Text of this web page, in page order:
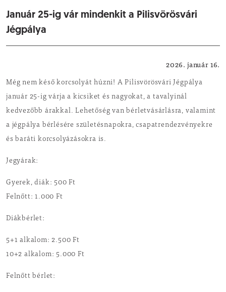
Január 25-ig vár mindenkit a Pilisvörösvári
Jégpálya
2026. január 16.
Még nem késő korcsolyát húzni! A Pilisvörösvári Jégpálya
január 25-ig várja a kicsiket és nagyokat, a tavalyinál
kedvezőbb árakkal. Lehetőség van bérletvásárlásra, valamint
a jégpálya bérlésére születésnapokra, csapatrendezvényekre
és baráti korcsolyázásokra is.
Jegyárak:
Gyerek, diák: 500 Ft
Felnőtt: 1.000 Ft
Diákbérlet:
5+1 alkalom: 2.500 Ft
10+2 alkalom: 5.000 Ft
Felnőtt bérlet: